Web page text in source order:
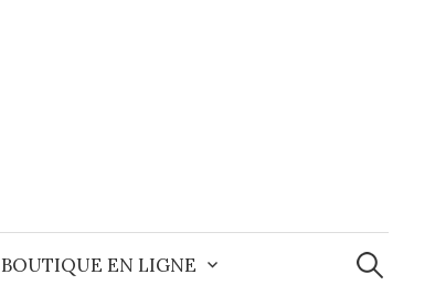
BOUTIQUE EN LIGNE